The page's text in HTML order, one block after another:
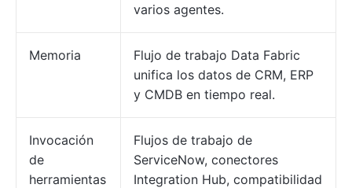
varios agentes.
Memoria
Flujo de trabajo Data Fabric
unifica los datos de CRM, ERP
y CMDB en tiempo real.
Invocación
de
herramientas
Flujos de trabajo de
ServiceNow, conectores
Integration Hub, compatibilidad